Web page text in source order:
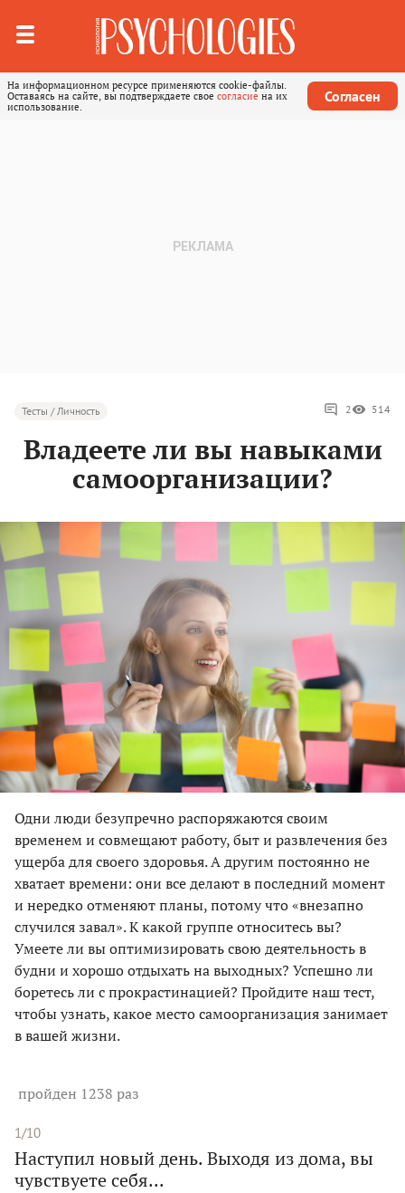
На информационном ресурсе применяются cookie-файлы.
Оставаясь на сайте, вы подтверждаете свое согласие на их
использование.
Согласен
Тесты / Личность 2 514
Владеете ли вы навыками
самоорганизации?
Одни люди безупречно распоряжаются своим
временем и совмещают работу, быт и развлечения без
ущерба для своего здоровья. А другим постоянно не
хватает времени: они все делают в последний момент
и нередко отменяют планы, потому что «внезапно
случился завал». К какой группе относитесь вы?
Умеете ли вы оптимизировать свою деятельность в
будни и хорошо отдыхать на выходных? Успешно ли
боретесь ли с прокрастинацией? Пройдите наш тест,
чтобы узнать, какое место самоорганизация занимает
в вашей жизни.
пройден 1238 раз
1/10
Наступил новый день. Выходя из дома, вы
чувствуете себя...